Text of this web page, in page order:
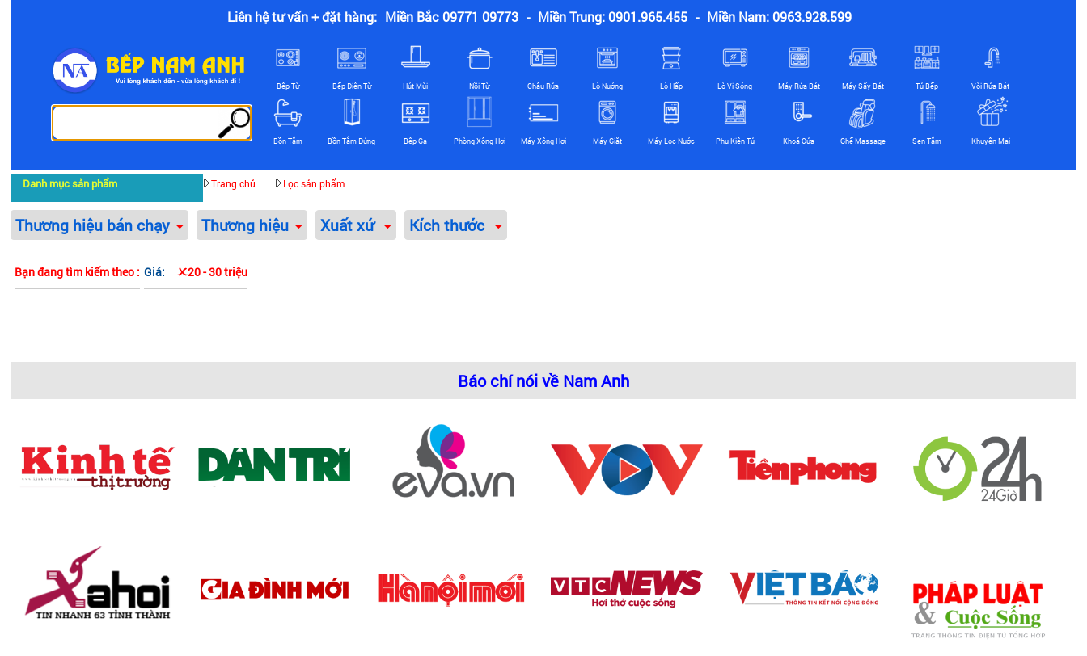
Liên hệ tư vấn + đặt hàng: Miền Bắc 09771 09773 - Miền Trung: 0901.965.455 - Miền Nam: 0963.928.599
Bếp Từ Bếp Điện Từ Hút Mùi Nồi Từ Chậu Rửa Lò Nướng Lò Hấp Lò Vi Sóng Máy Rửa Bát Máy Sấy Bát Tủ Bếp Vòi Rửa Bát
Bồn Tắm Bồn Tắm Đứng Bếp Ga Phòng Xông Hơi Máy Xông Hơi Máy Giặt Máy Lọc Nước Phụ Kiện Tủ Khoá Cửa Ghế Massage Sen Tắm Khuyến Mại
Danh mục sản phẩm Trang chủ Lọc sản phẩm
Thương hiệu bán chạy Thương hiệu Xuất xứ Kích thước
Bạn đang tìm kiếm theo : Giá: 20 - 30 triệu
Báo chí nói về Nam Anh